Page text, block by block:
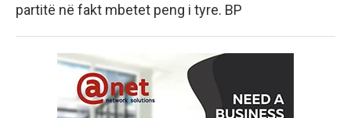
partitë në fakt mbetet peng i tyre. BP